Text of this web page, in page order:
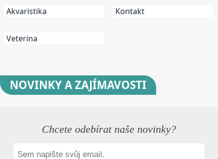
Akvaristika
Veterina
Kontakt
NOVINKYA ZAJÍMAVOSTI
Chcete odebírat naše novinky?